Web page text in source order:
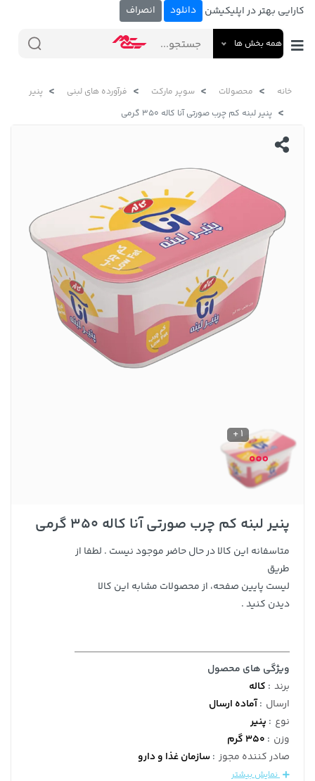
کارایی بهتر در اپلیکیشن دانلود انصراف
همه بخش ها
خانه محصولات سوپر مارکت فرآورده های لبنی
پنیر
پنیر لبنه کم چرب صورتی آنا کاله 350 گرمی
1 +
پنیر لبنه کم چرب صورتی آنا کاله 350 گرمی
متاسفانه این کالا در حال حاضر موجود نیست . لطفا از
طریق
لیست پایین صفحه، از محصولات مشابه این کالا
دیدن کنید .
ویژگی های محصول
برند : کاله
ارسال :آماده ارسال
نوع : پنیر
وزن : 350 گرم
صادر کننده مجوز :سازمان غذا و دارو
نمایش بیشتر